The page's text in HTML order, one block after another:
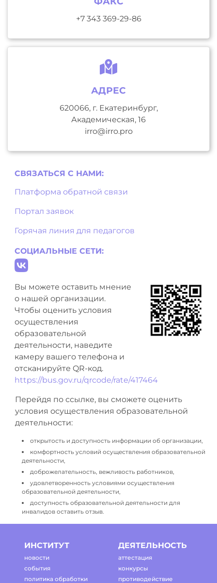
+7 343 369-29-86
АДРЕС
620066, г. Екатеринбург,
Академическая, 16
irro@irro.pro
СВЯЗАТЬСЯ С НAМИ:
Платформа обратной связи
Портал заявок
Горячая линия для педагогов
СОЦИАЛЬНЫЕ СЕТИ:
Вы можете оставить мнение
о нашей организации.
Чтобы оценить условия
осуществления
образовательной
деятельности, наведите
камеру вашего телефона и
отсканируйте QR-код.
https://bus.gov.ru/qrcode/rate/417464
Перейдя по ссылке, вы сможете оценить
условия осуществления образовательной
деятельности:
открытость и доступность информации об организации,
комфортность условий осуществления образовательной
деятельности,
доброжелательность, вежливость работников,
удовлетворенность условиями осуществления
образовательной деятельности,
доступность образовательной деятельности для
инвалидов оставить отзыв.
ИНСТИТУТ
новости
события
политика обработки
ДЕЯТЕЛЬНОСТЬ
аттестация
конкурсы
противодействие